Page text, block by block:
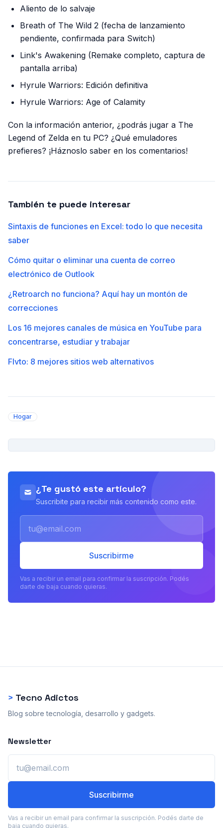
Aliento de lo salvaje
Breath of The Wild 2 (fecha de lanzamiento
pendiente, confirmada para Switch)
Link's Awakening (Remake completo, captura de
pantalla arriba)
Hyrule Warriors: Edición definitiva
Hyrule Warriors: Age of Calamity
Con la información anterior, ¿podrás jugar a The
Legend of Zelda en tu PC? ¿Qué emuladores
prefieres? ¡Háznoslo saber en los comentarios!
También te puede interesar
Sintaxis de funciones en Excel: todo lo que necesita
saber
Cómo quitar o eliminar una cuenta de correo
electrónico de Outlook
¿Retroarch no funciona? Aquí hay un montón de
correcciones
Los 16 mejores canales de música en YouTube para
concentrarse, estudiar y trabajar
Flvto: 8 mejores sitios web alternativos
Hogar
¿Te gustó este artículo?
Suscribite para recibir más contenido como este.
Suscribirme
Vas a recibir un email para confirmar la suscripción. Podés
darte de baja cuando quieras.
> Tecno Adictos
Blog sobre tecnología, desarrollo y gadgets.
Newsletter
Suscribirme
Vas a recibir un email para confirmar la suscripción. Podés darte de
baja cuando quieras.